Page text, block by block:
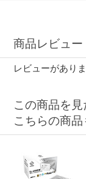
商品レビュー
レビューがあり
この商品を見
こちらの商品